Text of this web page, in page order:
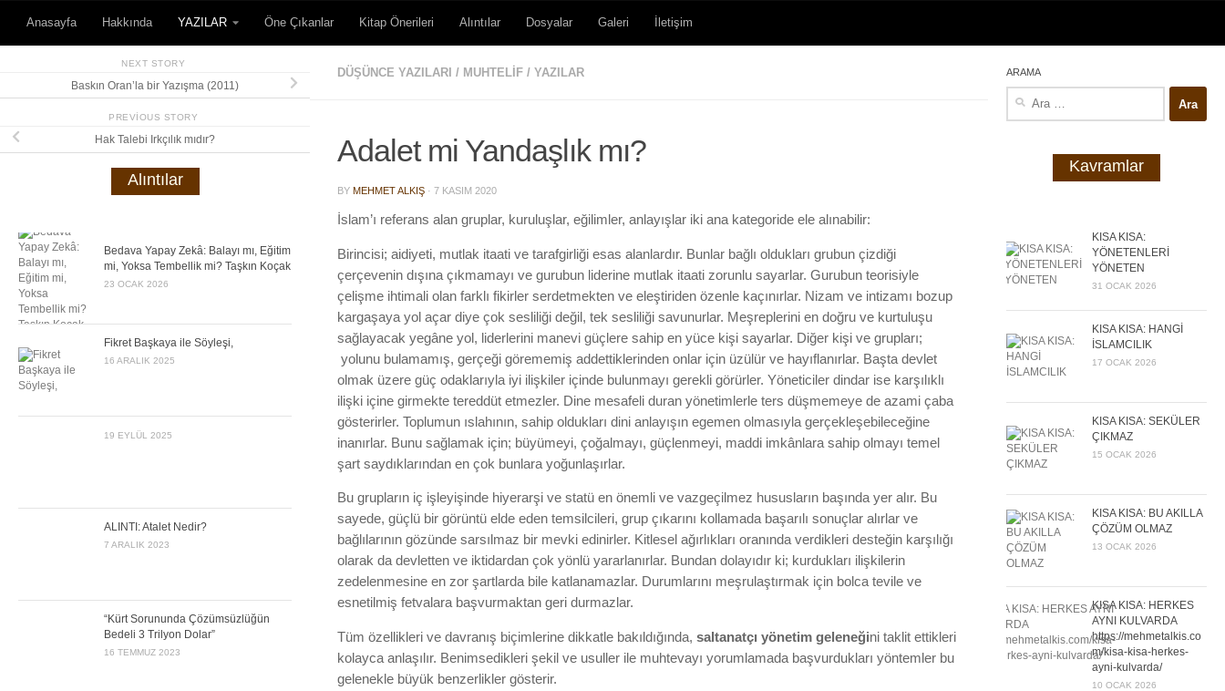
Skip to content
Anasayfa Hakkında YAZILAR Öne Çıkanlar Kitap Önerileri Alıntılar Dosyalar Galeri İletişim
DÜŞÜNCE YAZILARI / MUHTELIF / YAZILAR
Adalet mi Yandaşlık mı?
BY MEHMET ALKIŞ · 7 KASIM 2020
İslam’ı referans alan gruplar, kuruluşlar, eğilimler, anlayışlar iki ana kategoride ele alınabilir:
Birincisi; aidiyeti, mutlak itaati ve tarafgirliği esas alanlardır. Bunlar bağlı oldukları grubun çizdiği
çerçevenin dışına çıkmamayı ve gurubun liderine mutlak itaati zorunlu sayarlar. Gurubun teorisiyle
çelişme ihtimali olan farklı fikirler serdetmekten ve eleştiriden özenle kaçınırlar. Nizam ve intizamı bozup
kargaşaya yol açar diye çok sesliliği değil, tek sesliliği savunurlar. Meşreplerini en doğru ve kurtuluşu
sağlayacak yegâne yol, liderlerini manevi güçlere sahip en yüce kişi sayarlar. Diğer kişi ve grupları;
yolunu bulamamış, gerçeği görememiş addettiklerinden onlar için üzülür ve hayıflanırlar. Başta devlet
olmak üzere güç odaklarıyla iyi ilişkiler içinde bulunmayı gerekli görürler. Yöneticiler dindar ise karşılıklı
ilişki içine girmekte tereddüt etmezler. Dine mesafeli duran yönetimlerle ters düşmemeye de azami çaba
gösterirler. Toplumun ıslahının, sahip oldukları dini anlayışın egemen olmasıyla gerçekleşebileceğine
inanırlar. Bunu sağlamak için; büyümeyi, çoğalmayı, güçlenmeyi, maddi imkânlara sahip olmayı temel
şart saydıklarından en çok bunlara yoğunlaşırlar.
Bu grupların iç işleyişinde hiyerarşi ve statü en önemli ve vazgeçilmez hususların başında yer alır. Bu
sayede, güçlü bir görüntü elde eden temsilcileri, grup çıkarını kollamada başarılı sonuçlar alırlar ve
bağlılarının gözünde sarsılmaz bir mevki edinirler. Kitlesel ağırlıkları oranında verdikleri desteğin karşılığı
olarak da devletten ve iktidardan çok yönlü yararlanırlar. Bundan dolayıdır ki; kurdukları ilişkilerin
zedelenmesine en zor şartlarda bile katlanamazlar. Durumlarını meşrulaştırmak için bolca tevile ve
esnetilmiş fetvalara başvurmaktan geri durmazlar.
Tüm özellikleri ve davranış biçimlerine dikkatle bakıldığında, saltanatçı yönetim geleneğini taklit ettikleri
kolayca anlaşılır. Benimsedikleri şekil ve usuller ile muhtevayı yorumlamada başvurdukları yöntemler bu
gelenekle büyük benzerlikler gösterir.
NEXT STORY
Baskın Oran’la bir Yazışma (2011)
PREVIOUS STORY
Hak Talebi Irkçılık mıdır?
Alıntılar
Bedava Yapay Zekâ: Balayı mı, Eğitim
mi, Yoksa Tembellik mi? Taşkın Koçak
23 OCAK 2026
Fikret Başkaya ile Söyleşi,
16 ARALIK 2025
19 EYLÜL 2025
ALINTI: Atalet Nedir?
7 ARALIK 2023
“Kürt Sorununda Çözümsüzlüğün
Bedeli 3 Trilyon Dolar”
16 TEMMUZ 2023
ARAMA
Kavramlar
KISA KISA:
YÖNETENLERİ
YÖNETEN
31 OCAK 2026
KISA KISA: HANGİ
İSLAMCILIK
17 OCAK 2026
KISA KISA: SEKÜLER
ÇIKMAZ
15 OCAK 2026
KISA KISA: BU AKILLA
ÇÖZÜM OLMAZ
13 OCAK 2026
KISA KISA: HERKES
AYNI KULVARDA
https://mehmetalkis.co
m/kisa-kisa-herkes-
ayni-kulvarda/
10 OCAK 2026